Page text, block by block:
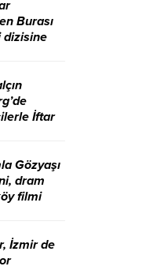
Burası
dizisine
İftar
Gözyaşı
dram
filmi
İzmir de